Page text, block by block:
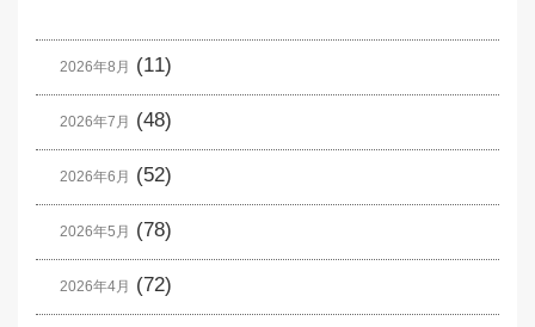
2026年8月 (11)
2026年7月 (48)
2026年6月 (52)
2026年5月 (78)
2026年4月 (72)